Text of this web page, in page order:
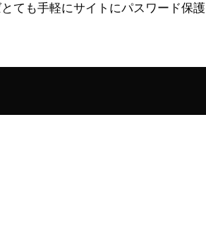
とても手軽にサイトにパスワード保護